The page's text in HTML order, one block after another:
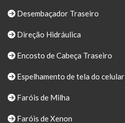
Desembaçador Traseiro
Direção Hidráulica
Encosto de Cabeça Traseiro
Espelhamento de tela do celular
Faróis de Milha
Faróis de Xenon